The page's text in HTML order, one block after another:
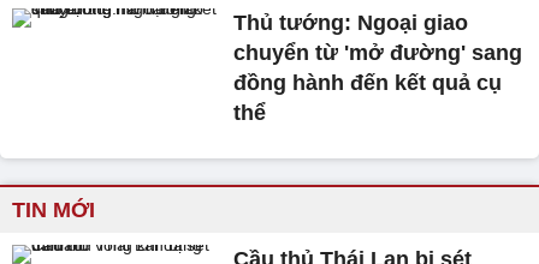
Thủ tướng: Ngoại giao
chuyển từ 'mở đường' sang
đồng hành đến kết quả cụ
thể
TIN MỚI